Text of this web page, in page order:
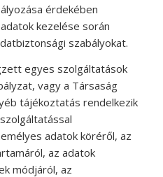
érdekében
kezelése során
szabályokat.
egyes szolgáltatások
vagy a Társaság
tájékoztatás rendelkezik
adatok köréről, az
az adatok
módjáról, az